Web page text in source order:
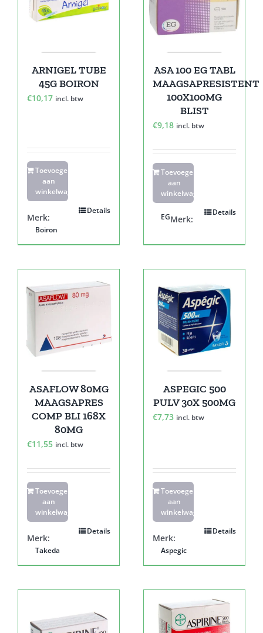
ARNIGEL TUBE
45G BOIRON
€10,17 incl. btw
Toevoegen
aan
winkelwagen
Details
Merk:
Boiron
ASA 100 EG TABL
MAAGSAPRESISTENT
100X100MG
BLIST
€9,18 incl. btw
Toevoegen
aan
winkelwagen
Details
Merk:
EG
ASAFLOW 80MG
MAAGSAPRES
COMP BLI 168X
80MG
€11,55 incl. btw
Toevoegen
aan
winkelwagen
Details
Merk:
Takeda
ASPEGIC 500
PULV 30X 500MG
€7,73 incl. btw
Toevoegen
aan
winkelwagen
Details
Merk:
Aspegic